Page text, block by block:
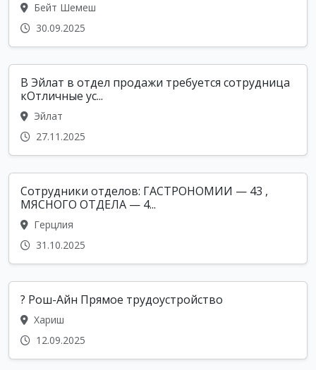
Бейт Шемеш
30.09.2025
В Эйлат в отдел продажи требуется сотрудница
кОтличные ус...
Эйлат
27.11.2025
Сотрудники отделов: ГАСТРОНОМИИ — 43 ,
МЯСНОГО ОТДЕЛА — 4...
Герцлия
31.10.2025
? Рош-Айн Прямое трудоустройство
Хариш
12.09.2025